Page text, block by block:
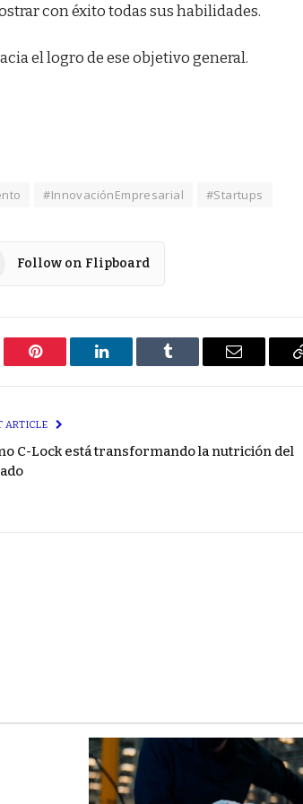
con éxito todas sus habilidades.
el logro de ese objetivo general.
#InnovaciónEmpresarial #Startups
Follow on Flipboard
Pinterest LinkedIn Tumblr Email
ARTICLE
C-Lock está transformando la nutrición del